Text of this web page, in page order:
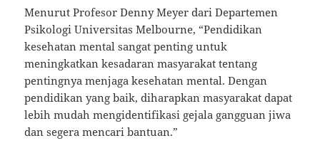
Menurut Profesor Denny Meyer dari Departemen
Psikologi Universitas Melbourne, “Pendidikan
kesehatan mental sangat penting untuk
meningkatkan kesadaran masyarakat tentang
pentingnya menjaga kesehatan mental. Dengan
pendidikan yang baik, diharapkan masyarakat dapat
lebih mudah mengidentifikasi gejala gangguan jiwa
dan segera mencari bantuan.”